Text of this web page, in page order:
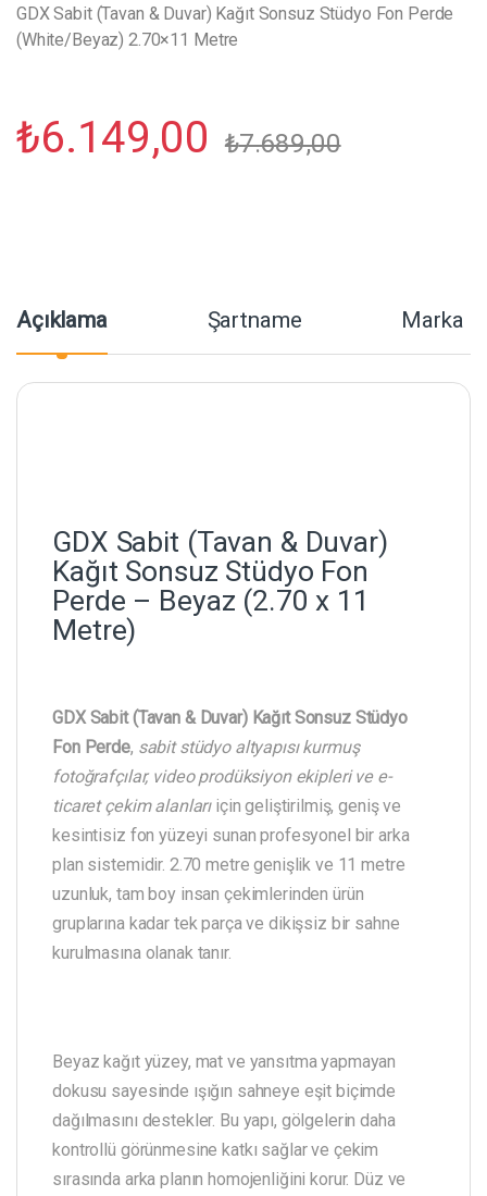
GDX Sabit (Tavan & Duvar) Kağıt Sonsuz Stüdyo Fon Perde
(White/Beyaz) 2.70×11 Metre
₺6.149,00 ₺7.689,00
Açıklama Şartname Marka
GDX Sabit (Tavan & Duvar)
Kağıt Sonsuz Stüdyo Fon
Perde – Beyaz (2.70 x 11
Metre)
GDX Sabit (Tavan & Duvar) Kağıt Sonsuz Stüdyo
Fon Perde, sabit stüdyo altyapısı kurmuş
fotoğrafçılar, video prodüksiyon ekipleri ve e-
ticaret çekim alanlarıiçin geliştirilmiş, geniş ve
kesintisiz fon yüzeyi sunan profesyonel bir arka
plan sistemidir. 2.70 metre genişlik ve 11 metre
uzunluk, tam boy insan çekimlerinden ürün
gruplarına kadar tek parça ve dikişsiz bir sahne
kurulmasına olanak tanır.
Beyaz kağıt yüzey, mat ve yansıtma yapmayan
dokusu sayesinde ışığın sahneye eşit biçimde
dağılmasını destekler. Bu yapı, gölgelerin daha
kontrollü görünmesine katkı sağlar ve çekim
sırasında arka planın homojenliğini korur. Düz ve